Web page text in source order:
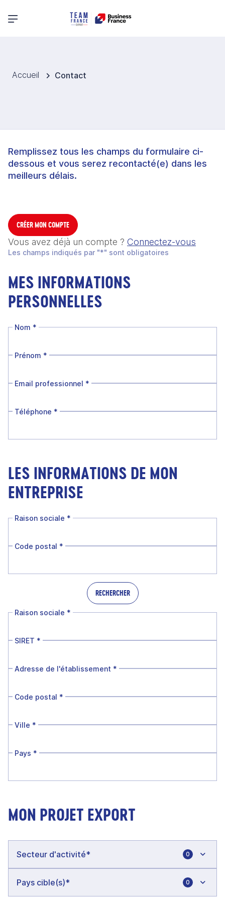
Menu principal
Accueil Contact
Remplissez tous les champs du formulaire ci-
dessous et vous serez recontacté(e) dans les
meilleurs délais.
CRÉER MON COMPTE
Vous avez déjà un compte ? Connectez-vous
Les champs indiqués par "*" sont obligatoires
MES INFORMATIONS
PERSONNELLES
Nom *
Prénom *
Email professionnel *
Téléphone *
LES INFORMATIONS DE MON
ENTREPRISE
Raison sociale *
Code postal *
RECHERCHER
Raison sociale *
SIRET *
Adresse de l'établissement *
Code postal *
Ville *
Pays *
MON PROJET EXPORT
0
0